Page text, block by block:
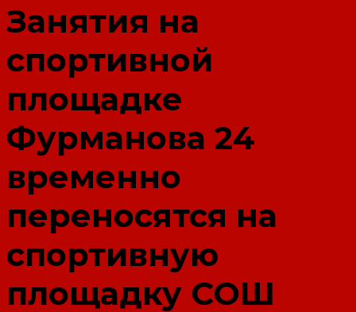
Занятия на
спортивной
площадке
Фурманова 24
временно
переносятся на
спортивную
площадку СОШ